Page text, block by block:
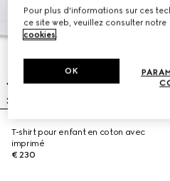
T-shirt pour enfant en coton avec
imprimé
€ 230
Pour plus d'informations sur ces
ce site web, veuillez consulter notre
cookies.
OK